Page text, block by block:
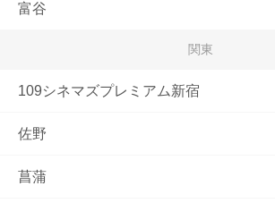
富谷
関東
109シネマズプレミアム新宿
佐野
菖蒲